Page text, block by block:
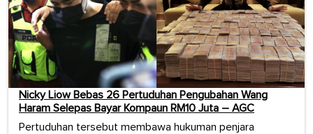
Nicky Liow Bebas 26 Pertuduhan Pengubahan Wang
Haram Selepas Bayar Kompaun RM10 Juta – AGC
Pertuduhan tersebut membawa hukuman penjara